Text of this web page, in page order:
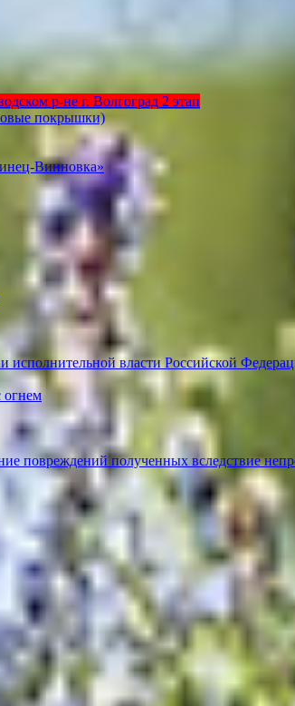
р-не г. Волгоград 2 этап
покрышки)
Винновка»
исполнительной власти Российской
огнем
повреждений полученных вследствие